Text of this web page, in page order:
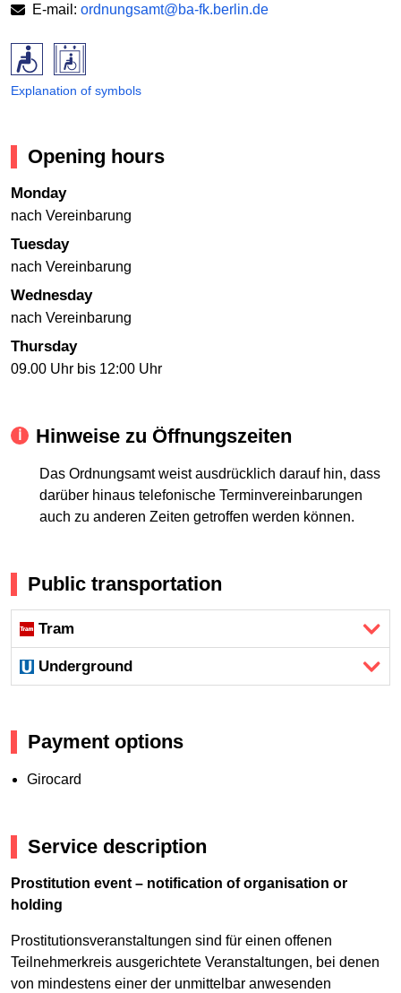
E-mail: ordnungsamt@ba-fk.berlin.de
Explanation of symbols
Opening hours
Monday
nach Vereinbarung
Tuesday
nach Vereinbarung
Wednesday
nach Vereinbarung
Thursday
09.00 Uhr bis 12:00 Uhr
Hinweise zu Öffnungszeiten
Das Ordnungsamt weist ausdrücklich darauf hin, dass
darüber hinaus telefonische Terminvereinbarungen
auch zu anderen Zeiten getroffen werden können.
Public transportation
Tram
Underground
Payment options
Girocard
Service description
Prostitution event – notification of organisation or
holding
Prostitutionsveranstaltungen sind für einen offenen
Teilnehmerkreis ausgerichtete Veranstaltungen, bei denen
von mindestens einer der unmittelbar anwesenden